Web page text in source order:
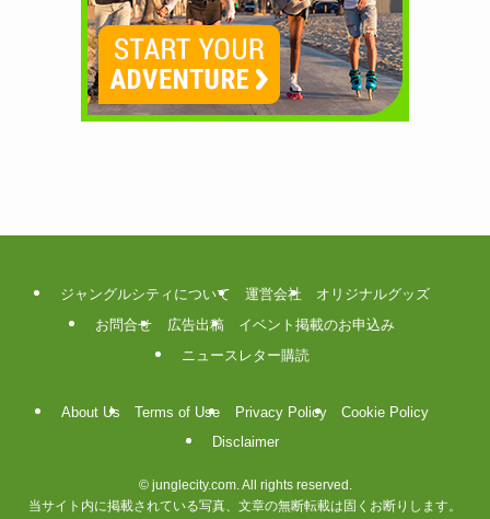
ジャングルシティについて 運営会社
オリジナルグッズ
お問合せ
広告出稿
イベント掲載のお申込み
ニュースレター購読
About Us Terms of Use Privacy Policy
Cookie Policy
Disclaimer
©junglecity.com. All rights reserved.
当サイト内に掲載されている写真、文章の無断転載は固くお断りします。